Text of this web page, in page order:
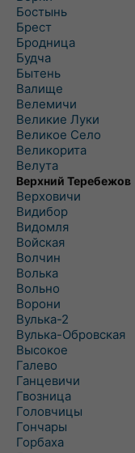
Бостынь
Брест
Бродница
Будча
Бытень
Валище
Велемичи
Великие Луки
Великое Село
Великорита
Велута
Верхний Теребежов
Верховичи
Видибор
Видомля
Войская
Волчин
Волька
Вольно
Ворони
Вулька-2
Вулька-Обровская
Высокое
Галево
Ганцевичи
Гвозница
Головчицы
Гончары
Горбаха